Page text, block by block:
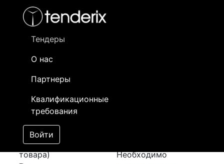
Тендеры
О нас
Партнеры
Квалификационные
требования
Войти
- активный лот
- сохраненный лот (не опубликован)
Закупка: Краска
[Завершен]
Победитель выбран
Лот №:857
АУКЦИОН (покупка
товара)
Необходимо